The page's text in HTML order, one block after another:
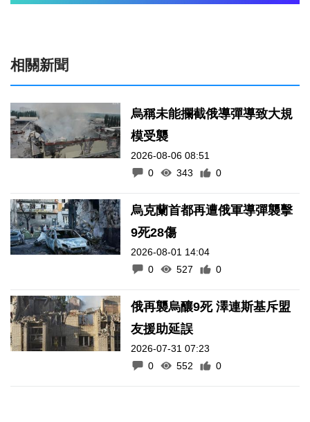
相關新聞
烏稱未能攔截俄導彈導致大規
模受襲
2026-08-06 08:51
0
343 0
烏克蘭首都再遭俄軍導彈襲擊
9死28傷
2026-08-01 14:04
0
527 0
俄再襲烏釀9死 澤連斯基斥盟
友援助延誤
2026-07-31 07:23
0
552 0